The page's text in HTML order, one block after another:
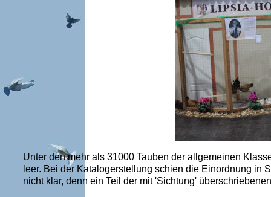
Unter den mehr als 31000 Tauben der allgemeinen
leer. Bei der Katalogerstellung schien die Einordnung in
nicht klar, denn ein Teil der mit 'Sichtung'